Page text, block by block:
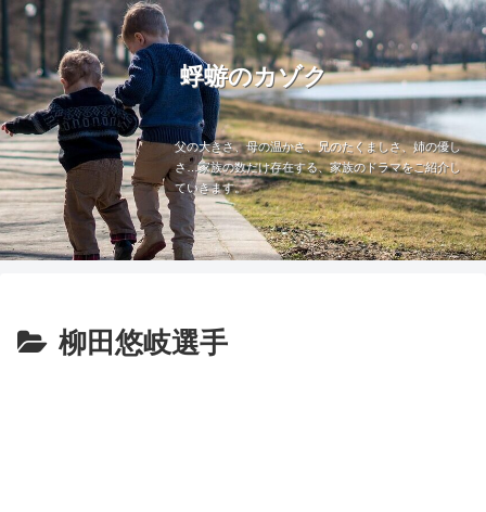
蜉蝣のカゾク
父の大きさ、母の温かさ、兄のたくましさ、姉の優し
さ…家族の数だけ存在する、家族のドラマをご紹介し
ていきます。
柳田悠岐選手